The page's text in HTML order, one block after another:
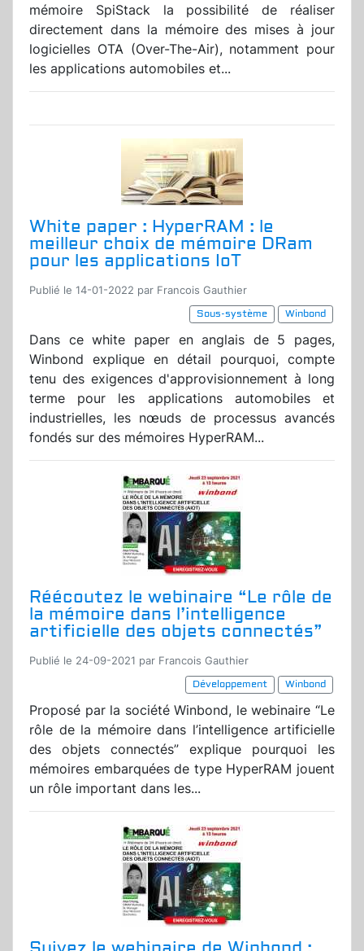
mémoire SpiStack la possibilité de réaliser
directement dans la mémoire des mises à jour
logicielles OTA (Over-The-Air), notamment pour
les applications automobiles et...
White paper : HyperRAM : le
meilleur choix de mémoire DRam
pour les applications IoT
Publié le 14-01-2022 par Francois Gauthier
Sous-système
Winbond
Dans ce white paper en anglais de 5 pages,
Winbond explique en détail pourquoi, compte
tenu des exigences d'approvisionnement à long
terme pour les applications automobiles et
industrielles, les nœuds de processus avancés
fondés sur des mémoires HyperRAM...
Réécoutez le webinaire “Le rôle de
la mémoire dans l’intelligence
artificielle des objets connectés”
Publié le 24-09-2021 par Francois Gauthier
Développement
Winbond
Proposé par la société Winbond, le webinaire “Le
rôle de la mémoire dans l’intelligence artificielle
des objets connectés” explique pourquoi les
mémoires embarquées de type HyperRAM jouent
un rôle important dans les...